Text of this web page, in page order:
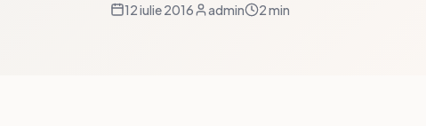
12 iulie 2016 admin 2 min